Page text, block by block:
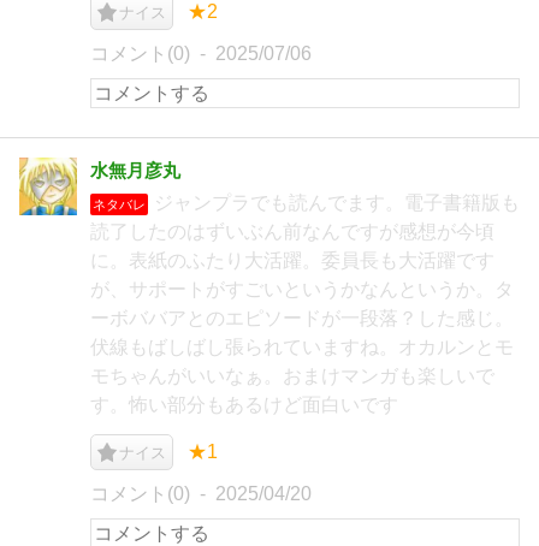
ナイス ★2
コメント(0) 2025/07/06
水無月彦丸
ネタバレ
ジャンプラでも読んでます。電子書籍版も
読了したのはずいぶん前なんですが感想が今頃
に。表紙のふたり大活躍。委員長も大活躍です
が、サポートがすごいというかなんというか。タ
ーボババアとのエピソードが一段落？した感じ。
伏線もばしばし張られていますね。オカルンとモ
モちゃんがいいなぁ。おまけマンガも楽しいで
す。怖い部分もあるけど面白いです
ナイス ★1
コメント(0) 2025/04/20